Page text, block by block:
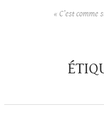
« C’est